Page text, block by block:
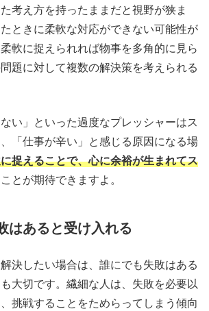
考え方を持ったままだと視野が狭ま
ときに柔軟な対応ができない可能性が
軟に捉えられれば物事を多角的に見ら
題に対して複数の解決策を考えられる
い」といった過度なプレッシャーはス
「仕事が辛い」と感じる原因になる場
捉えることで、心に余裕が生まれてス
とが期待できますよ。
はあると受け入れる
解決したい場合は、誰にでも失敗はある
大切です。繊細な人は、失敗を必要以
挑戦することをためらってしまう傾向